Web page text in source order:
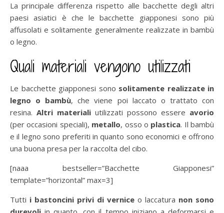
La principale differenza rispetto alle bacchette degli altri
paesi asiatici è che le bacchette giapponesi sono più
affusolati e solitamente generalmente realizzate in bambù
o legno.
Quali materiali vengono utilizzati
Le bacchette giapponesi sono solitamente realizzate in
legno o bambù, che viene poi laccato o trattato con
resina. Altri materiali utilizzati possono essere avorio
(per occasioni speciali), metallo, osso o plastica. Il bambù
e il legno sono preferiti in quanto sono economici e offrono
una buona presa per la raccolta del cibo.
[naaa bestseller=”Bacchette Giapponesi”
template=”horizontal” max=3]
Tutti i bastoncini privi di vernice o laccatura non sono